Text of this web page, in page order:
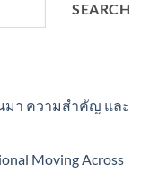
SEARCH
มา ความสำคัญ และ
Moving Across